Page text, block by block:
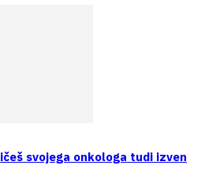
svojega onkologa tudi izven